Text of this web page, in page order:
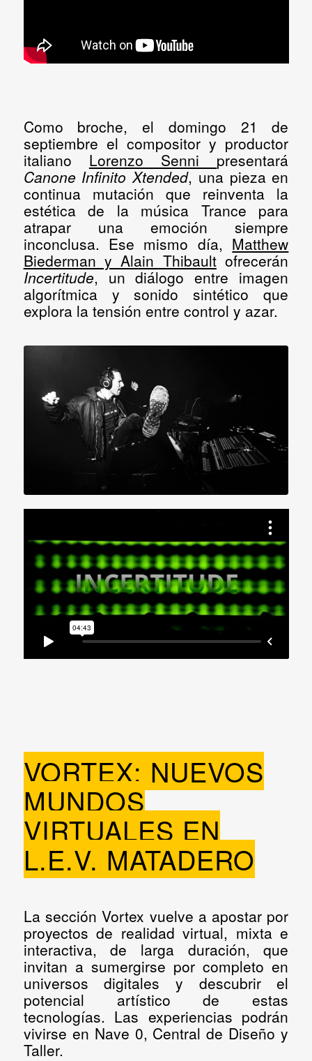
Como broche, el domingo 21 de
septiembre el compositor y productor
italiano Lorenzo Senni presentará
Canone Infinito Xtended, una pieza en
continua mutación que reinventa la
estética de la música Trance para
atrapar una emoción siempre
inconclusa. Ese mismo día, Matthew
Biederman y Alain Thibaultofrecerán
Incertitude, un diálogo entre imagen
algorítmica y sonido sintético que
explora la tensión entre control y azar.
VORTEX: NUEVOS
MUNDOS
VIRTUALES EN
L.E.V. MATADERO
La secciónVortex vuelve a apostar por
proyectos de realidad virtual, mixta e
interactiva, de larga duración, que
invitan a sumergirse por completo en
universos digitales y descubrir el
potencial artístico de estas
tecnologías. Las experiencias podrán
vivirse en Nave 0, Central de Diseño y
Taller.